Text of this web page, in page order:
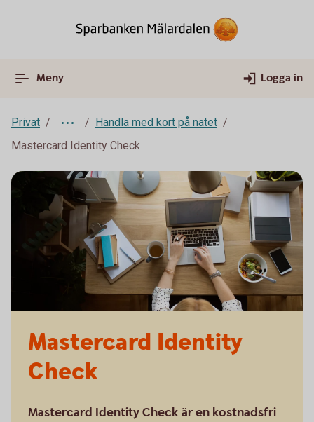
Meny Logga in
Privat
Handla med kort på nätet
Mastercard Identity Check
Mastercard Identity
Check
Mastercard Identity Check är en kostnadsfri